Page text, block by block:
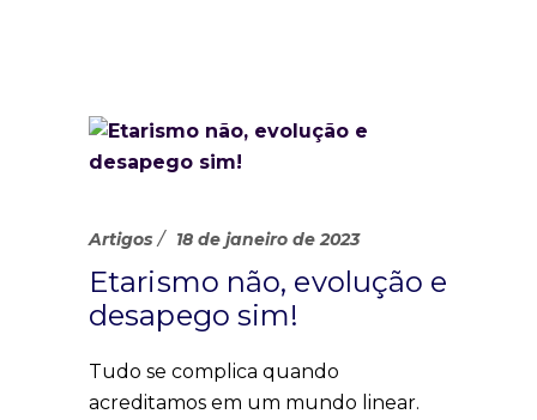
Artigos 18 de janeiro de 2023
Etarismo não, evolução e
desapego sim!
Tudo se complica quando
acreditamos em um mundo linear.